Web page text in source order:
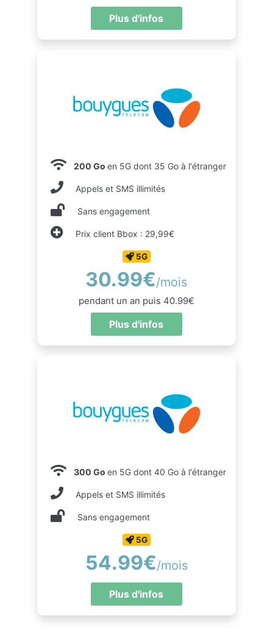
Plus d'infos
200 Go en 5G dont 35 Go à l'étranger
Appels et SMS illimités
Sans engagement
Prix client Bbox : 29,99€
5G
30.99€/mois
pendant un an puis 40.99€
Plus d'infos
300 Go en 5G dont 40 Go à l'étranger
Appels et SMS illimités
Sans engagement
5G
54.99€/mois
Plus d'infos